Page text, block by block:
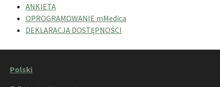
ANKIETA
OPROGRAMOWANIE mMedica
DEKLARACJA DOSTĘPNOŚCI
Polski